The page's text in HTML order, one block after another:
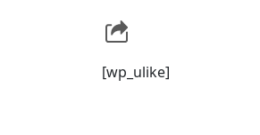
[wp_ulike]